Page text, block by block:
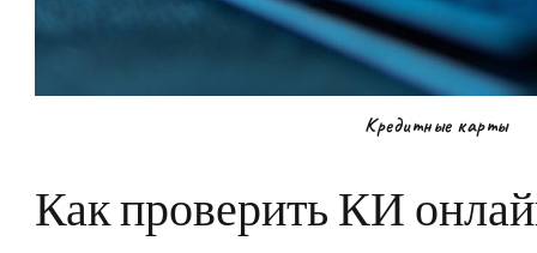
Кредитные карты
Как проверить КИ